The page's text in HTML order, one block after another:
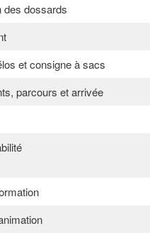
des dossards
et consigne à sacs
parcours et arrivée